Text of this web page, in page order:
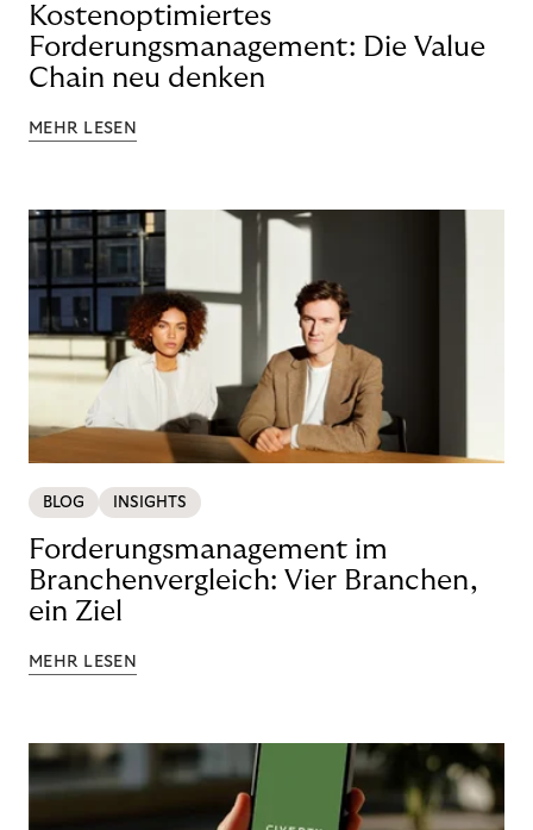
Kostenoptimiertes
Forderungsmanagement: Die Value
Chain neu denken
MEHR LESEN
BLOG INSIGHTS
Forderungsmanagement im
Branchenvergleich: Vier Branchen,
ein Ziel
MEHR LESEN